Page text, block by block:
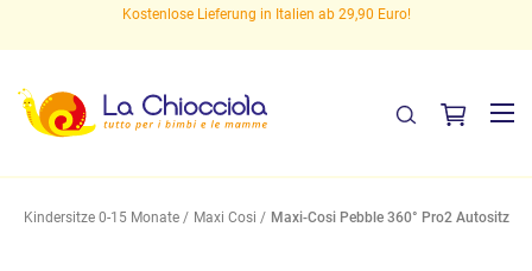
Kostenlose Lieferung in Italien ab 29,90 Euro!
Kindersitze 0-15 Monate Maxi Cosi Maxi-Cosi Pebble 360° Pro2 Autositz